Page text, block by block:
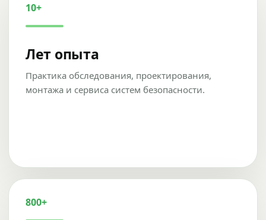
10+
Лет опыта
Практика обследования, проектирования,
монтажа и сервиса систем безопасности.
800+